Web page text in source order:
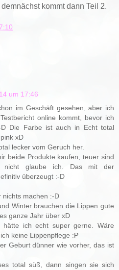
kommt dann Teil 2.
um 17:46
im Geschäft gesehen, aber ich
online kommt, bevor ich
Die Farbe ist auch in Echt total
xD
lecker vom Geruch her.
beide Produkte kaufen, teuer sind
nicht glaube ich. Das mit der
überzeugt :-D
nichts machen :-D
Winter brauchen die Lippen gute
ganze Jahr über xD
hätte ich echt super gerne. Wäre
keine Lippenpflege :P
Geburt dünner wie vorher, das ist
total süß, dann singen sie sich